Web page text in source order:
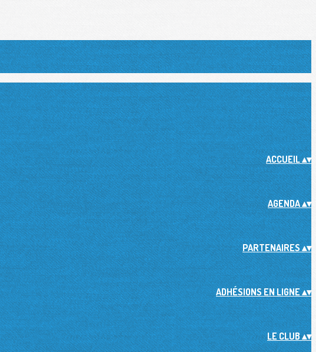
ACCUEIL▴▾
AGENDA▴▾
PARTENAIRES▴▾
ADHÉSIONS EN LIGNE▴▾
LE CLUB▴▾